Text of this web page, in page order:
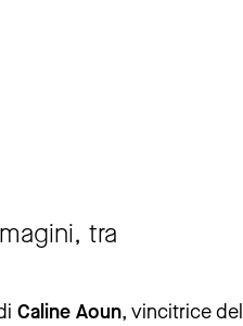
tra
Caline Aoun, vincitrice del